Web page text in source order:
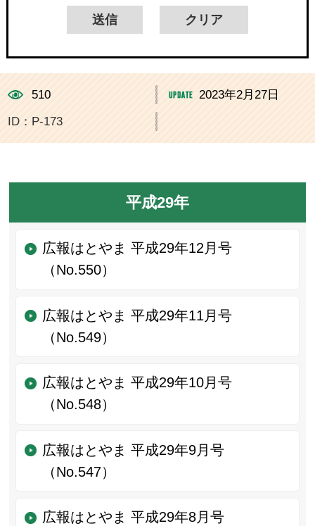
510 2023年2月27日
ID：P-173
平成29年
広報はとやま 平成29年12月号
（No.550）
広報はとやま 平成29年11月号
（No.549）
広報はとやま 平成29年10月号
（No.548）
広報はとやま 平成29年9月号
（No.547）
広報はとやま 平成29年8月号